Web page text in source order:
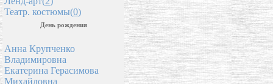
Театр. костюмы(0)
День рождения
Анна Крупченко
Владимировна
Екатерина Герасимова
Михайловна